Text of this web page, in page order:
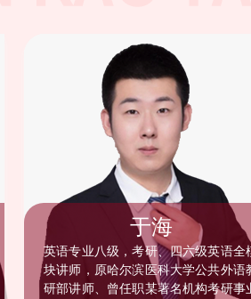
于海
英语专业八级，考研、四六级英语全
块讲师，原哈尔滨医科大学公共外语
研部讲师、曾任职某著名机构考研事